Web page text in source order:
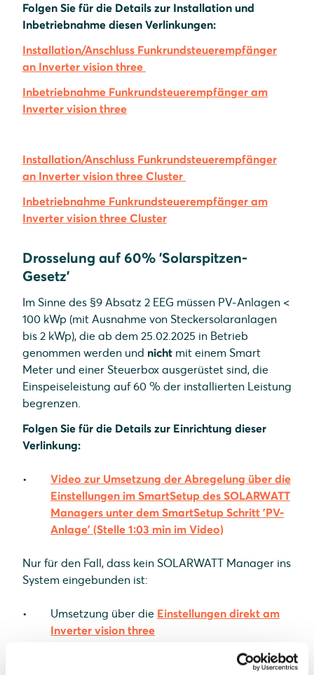
Folgen Sie für die Details zur Installation und
Inbetriebnahme diesen Verlinkungen:
Installation/Anschluss Funkrundsteuerempfänger
an Inverter vision three
Inbetriebnahme Funkrundsteuerempfänger am
Inverter vision three
Installation/Anschluss Funkrundsteuerempfänger
an Inverter vision three Cluster
Inbetriebnahme Funkrundsteuerempfänger am
Inverter vision three Cluster
Drosselung auf 60% 'Solarspitzen-
Gesetz'
Im Sinne des §9 Absatz 2 EEG müssen PV-Anlagen <
100 kWp (mit Ausnahme von Steckersolaranlagen
bis 2 kWp), die ab dem 25.02.2025 in Betrieb
genommen werden und nicht mit einem Smart
Meter und einer Steuerbox ausgerüstet sind, die
Einspeiseleistung auf 60 % der installierten Leistung
begrenzen.
Folgen Sie für die Details zur Einrichtung dieser
Verlinkung:
Video zur Umsetzung der Abregelung über die
Einstellungen im SmartSetup des SOLARWATT
Managers unter dem SmartSetup Schritt 'PV-
Anlage' (Stelle 1:03 min im Video)
Nur für den Fall, dass kein SOLARWATT Manager ins
System eingebunden ist:
Umsetzung über die Einstellungen direkt am
Inverter vision three